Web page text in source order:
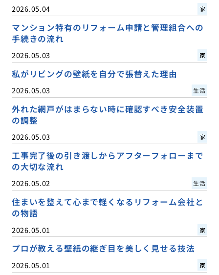
2026.05.04 家
マンション特有のリフォーム申請と管理組合への
手続きの流れ
2026.05.03 家
私がリビングの壁紙を自分で張替えた理由
2026.05.03 生活
外れた網戸がはまらない時に確認すべき安全装置
の調整
2026.05.03 家
工事完了後の引き渡しからアフターフォローまで
の大切な流れ
2026.05.02 生活
住まいを整えて心まで軽くなるリフォーム会社と
の物語
2026.05.01 家
プロが教える壁紙の継ぎ目を美しく見せる技法
2026.05.01 家